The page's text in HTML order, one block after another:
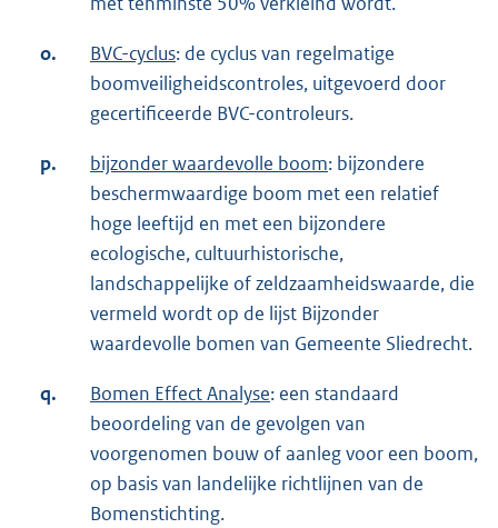
o. BVC-cyclus: de cyclus van regelmatige
boomveiligheidscontroles, uitgevoerd door
gecertificeerde BVC-controleurs.
p. bijzonder waardevolle boom: bijzondere
beschermwaardige boom met een relatief
hoge leeftijd en met een bijzondere
ecologische, cultuurhistorische,
landschappelijke of zeldzaamheidswaarde, die
vermeld wordt op de lijst Bijzonder
waardevolle bomen van Gemeente Sliedrecht.
q. Bomen Effect Analyse: een standaard
beoordeling van de gevolgen van
voorgenomen bouw of aanleg voor een boom,
op basis van landelijke richtlijnen van de
Bomenstichting.